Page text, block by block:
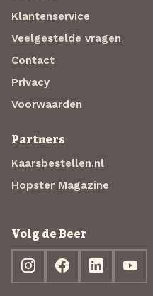
Klantenservice
Veelgestelde vragen
Contact
Privacy
Voorwaarden
Partners
Kaarsbestellen.nl
Hopster Magazine
Volg de Beer